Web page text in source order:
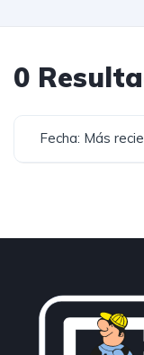
0
Fecha: Más